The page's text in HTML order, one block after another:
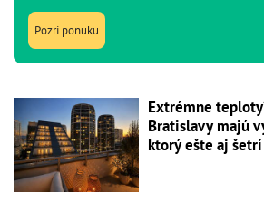
Pozri ponuku
Extrémne
Bratislavy majú
ktorý ešte aj